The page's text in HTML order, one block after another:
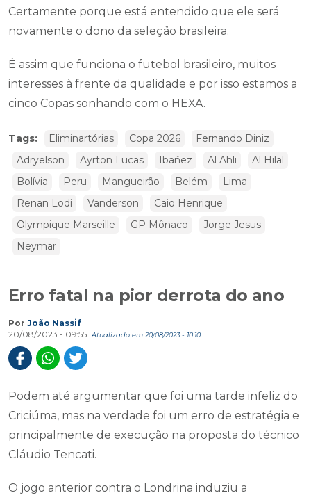
Certamente porque está entendido que ele será
novamente o dono da seleção brasileira.
É assim que funciona o futebol brasileiro, muitos
interesses à frente da qualidade e por isso estamos a
cinco Copas sonhando com o HEXA.
Tags: Eliminartórias Copa 2026
Fernando Diniz
Adryelson
Ayrton Lucas Ibañez Al Ahli
Al Hilal
Bolívia
Peru Mangueirão Belém
Lima
Renan Lodi
Vanderson
Caio Henrique
Olympique Marseille
GP Mônaco
Jorge Jesus
Neymar
Erro fatal na pior derrota do ano
Por João Nassif
20/08/2023 - 09:55
Atualizado em 20/08/2023 - 10:10
Podem até argumentar que foi uma tarde infeliz do
Criciúma, mas na verdade foi um erro de estratégia e
principalmente de execução na proposta do técnico
Cláudio Tencati.
O jogo anterior contra o Londrina induziu a